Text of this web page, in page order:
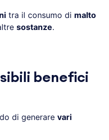
tra il consumo di malto
sostanze.
benefici
di generare vari